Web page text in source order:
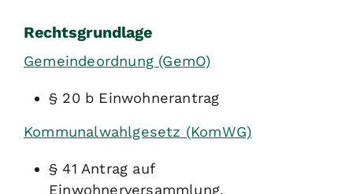
Rechtsgrundlage
Gemeindeordnung (GemO)
§ 20 b Einwohnerantrag
Kommunalwahlgesetz (KomWG)
§ 41 Antrag auf
Einwohnerversammlung,